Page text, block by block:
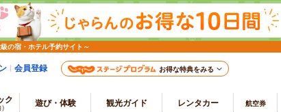
の宿・ホテル予約サイト～
会員登録 お得な特典をみる
ク 遊び・体験 観光ガイド レンタカー 航空券